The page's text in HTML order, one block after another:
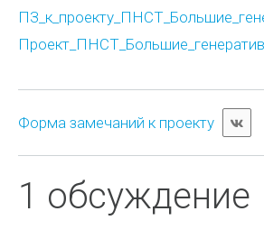
Форма замечаний к проекту
1 обсуждение